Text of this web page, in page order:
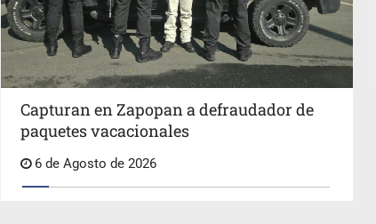
Capturan en Zapopan a defraudador de
paquetes vacacionales
6 de Agosto de 2026